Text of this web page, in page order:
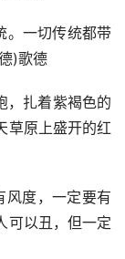
)歌德
草原上盛开的红
可以丑，但一定